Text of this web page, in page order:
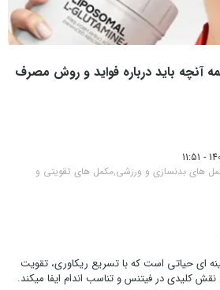
آنچه باید درباره فواید و روش مصرف
های بدنسازی و ورزشی,مکمل های تقویتی و
ای حیاتی است که با تسریع ریکاوری، تقویت
کلیدی در فیتنس و تناسب اندام ایفا میکند.